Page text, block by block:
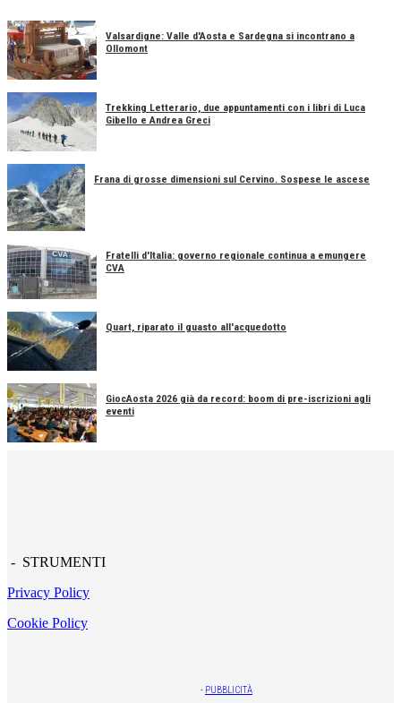
Valsardigne: Valle d'Aosta e Sardegna si incontrano a
Ollomont
Trekking Letterario, due appuntamenti con i libri di Luca
Gibello e Andrea Greci
Frana di grosse dimensioni sul Cervino. Sospese le ascese
Fratelli d'Italia: governo regionale continua a emungere
CVA
Quart, riparato il guasto all'acquedotto
GiocAosta 2026 già da record: boom di pre-iscrizioni agli
eventi
- STRUMENTI
Privacy Policy
Cookie Policy
- PUBBLICITÀ